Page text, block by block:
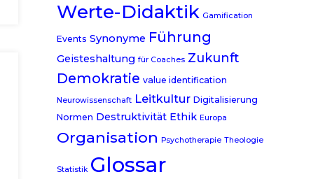
Werte-Didaktik Gamification
Events Synonyme Führung
Geisteshaltung für Coaches Zukunft
Demokratie value identification
Neurowissenschaft Leitkultur Digitalisierung
Normen Destruktivität Ethik Europa
Organisation Psychotherapie Theologie
Statistik Glossar